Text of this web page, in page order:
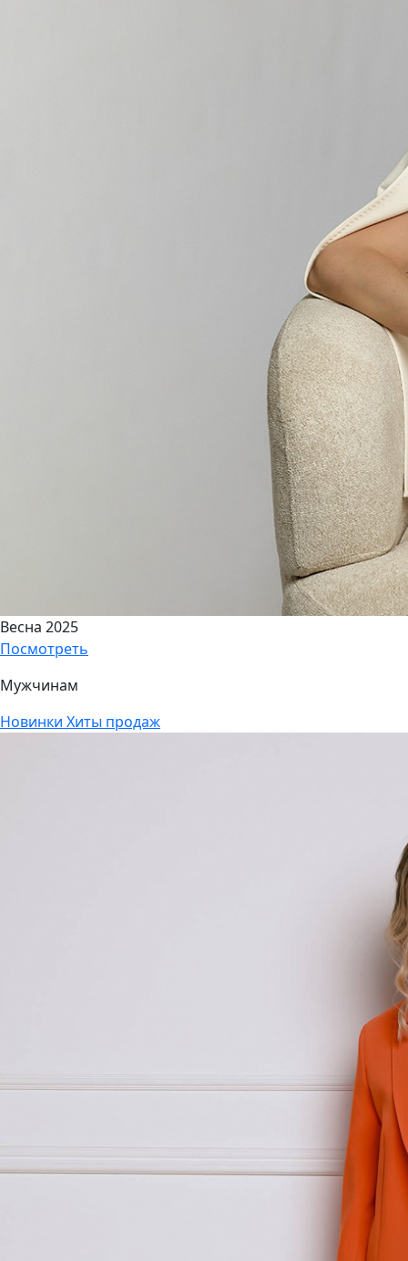
Весна 2025
Посмотреть
Мужчинам
Новинки Хиты продаж